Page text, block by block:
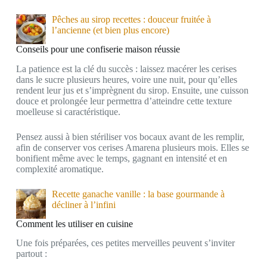
Pêches au sirop recettes : douceur fruitée à
l’ancienne (et bien plus encore)
Conseils pour une confiserie maison réussie
La patience est la clé du succès : laissez macérer les cerises
dans le sucre plusieurs heures, voire une nuit, pour qu’elles
rendent leur jus et s’imprègnent du sirop. Ensuite, une cuisson
douce et prolongée leur permettra d’atteindre cette texture
moelleuse si caractéristique.
Pensez aussi à bien stériliser vos bocaux avant de les remplir,
afin de conserver vos cerises Amarena plusieurs mois. Elles se
bonifient même avec le temps, gagnant en intensité et en
complexité aromatique.
Recette ganache vanille : la base gourmande à
décliner à l’infini
Comment les utiliser en cuisine
Une fois préparées, ces petites merveilles peuvent s’inviter
partout :